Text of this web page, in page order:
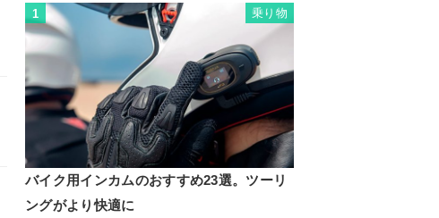
1 乗り物
バイク用インカムのおすすめ23選。ツーリ
ングがより快適に